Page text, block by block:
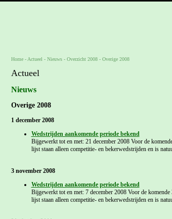
Home- Actueel - Nieuws- Overzicht 2008- Overige 2008
Actueel
Nieuws
Overige 2008
1 december 2008
Wedstrijden aankomende periode bekend
Bijgewerkt tot en met: 21 december 2008 Voor de
lijst staan alleen competitie- en bekerwedstrijden en is
3 november 2008
Wedstrijden aankomende periode bekend
Bijgewerkt tot en met: 7 december 2008 Voor de
lijst staan alleen competitie- en bekerwedstrijden en is